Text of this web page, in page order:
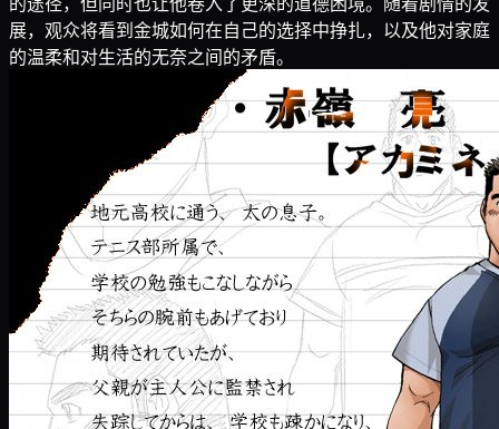
的途径，但同时也让他卷入了更深的道德困境。随着剧情的发
展，观众将看到金城如何在自己的选择中挣扎，以及他对家庭
的温柔和对生活的无奈之间的矛盾。